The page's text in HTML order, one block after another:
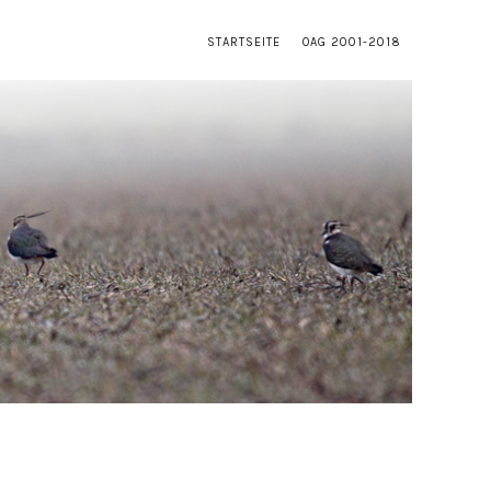
STARTSEITE OAG 2001-2018